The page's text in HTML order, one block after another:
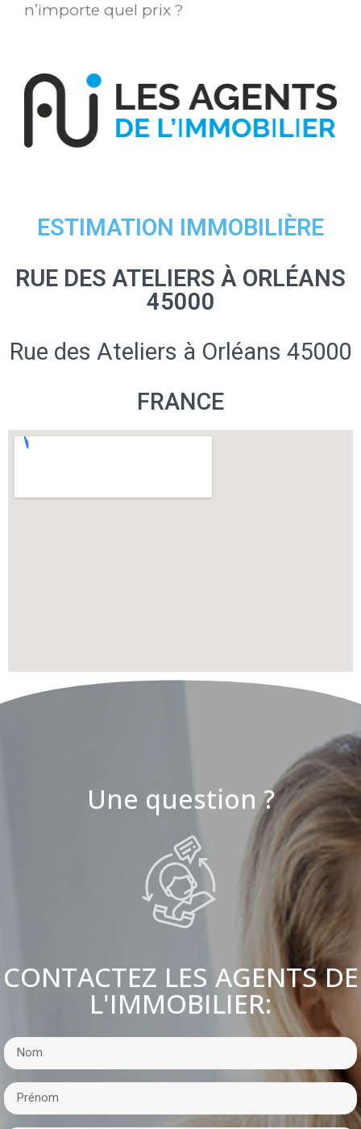
n’importe quel prix ?
ESTIMATION IMMOBILIÈRE
RUE DES ATELIERS À ORLÉANS
45000
Rue des Ateliers à Orléans 45000
FRANCE
Une question ?
CONTACTEZ LES AGENTS DE
L'IMMOBILIER: